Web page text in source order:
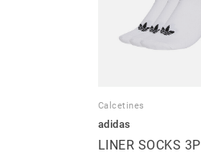
Calcetines
adidas
LINER SOCKS 3P